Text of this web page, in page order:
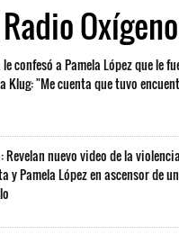
Oxígeno
confesó a Pamela López que le
Klug: "Me cuenta que tuvo
nuevo video de la
y Pamela López en ascensor de un